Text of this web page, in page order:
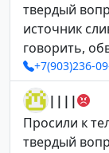
твердый
источник
говорить,
+7(903)236-
||||
Просили к
твердый